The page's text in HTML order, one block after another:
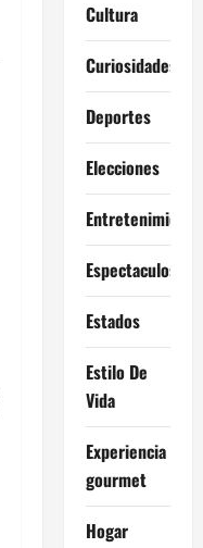
Cultura
Curiosidades
Deportes
Elecciones
Entretenimiento
Espectaculos
Estados
Estilo De
Vida
Experiencia
gourmet
Hogar